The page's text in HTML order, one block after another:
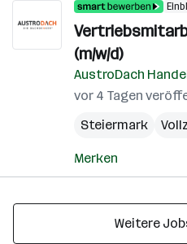
(m/w/d)
AustroDach
vor 4 Tagen
Steiermark
Merken
Weitere